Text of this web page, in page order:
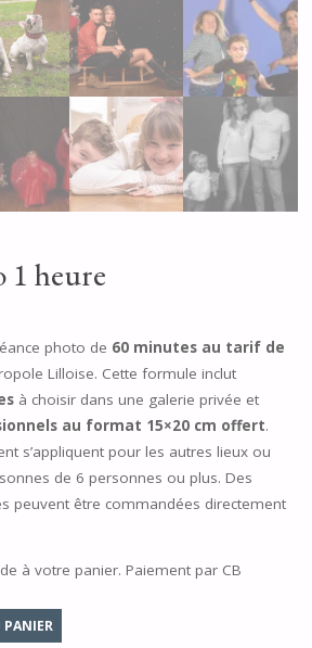
1 heure
photo de 60 minutes au tarif de
Lilloise. Cette formule inclut
à choisir dans une galerie privée et
au format 15×20 cm offert.
s’appliquent pour les autres lieux ou
de 6 personnes ou plus. Des
peuvent être commandées directement
à votre panier. Paiement par CB
PANIER